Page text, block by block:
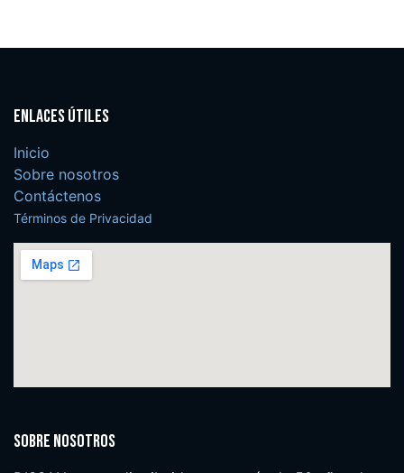
Enlaces útiles
Inicio
Sobre nosotros
Contáctenos
Términos de Privacidad
Sobre nosotros